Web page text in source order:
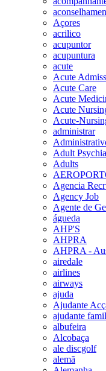
Açores
acrilico
acupuntor
acupuntura
acute
Acute
Acute Care
Acute
Acute
Acute-
administrar
Adult
Adults
Agencia
Agency Job
Agente de
águeda
AHP'S
AHPRA
AHPRA -
airedale
airlines
airways
ajuda
Ajudante
ajudante
albufeira
Alcobaça
ale discgolf
alemã